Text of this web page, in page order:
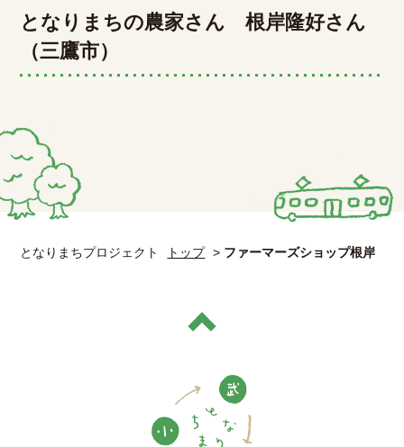
となりまちの農家さん 根岸隆好さん
（三鷹市）
となりまちプロジェクト トップ > ファーマーズショップ根岸